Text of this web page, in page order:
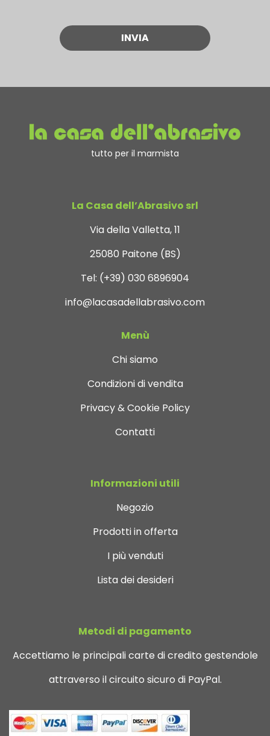
tutto per il marmista
La Casa dell’Abrasivo srl
Via della Valletta, 11
25080 Paitone (BS)
Tel: (+39) 030 6896904
info@lacasadellabrasivo.com
Menù
Chi siamo
Condizioni di vendita
Privacy & Cookie Policy
Contatti
Informazioni utili
Negozio
Prodotti in offerta
I più venduti
Lista dei desideri
Metodi di pagamento
Accettiamo le principali carte di credito gestendole
attraverso il circuito sicuro di PayPal.